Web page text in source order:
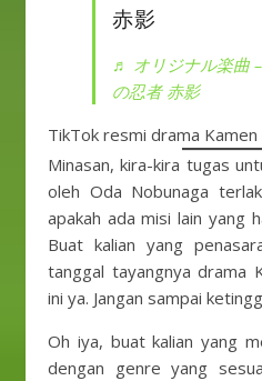
赤影
♬ オリジナル楽曲
の忍者 赤影
TikTok resmi drama Kamen
Minasan, kira-kira tugas
oleh Oda Nobunaga
apakah ada misi lain yang
Buat kalian yang
tanggal tayangnya drama
ini ya. Jangan sampai
Oh iya, buat kalian yang
dengan genre yang